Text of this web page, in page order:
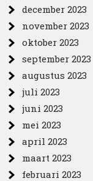
december 2023
november 2023
oktober 2023
september 2023
augustus 2023
juli 2023
juni 2023
mei 2023
april 2023
maart 2023
februari 2023